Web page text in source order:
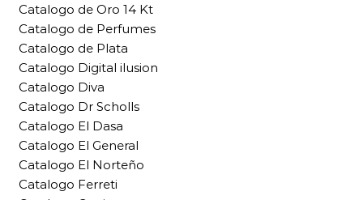
Catalogo de Oro 14 Kt
Catalogo de Perfumes
Catalogo de Plata
Catalogo Digital ilusion
Catalogo Diva
Catalogo Dr Scholls
Catalogo El Dasa
Catalogo El General
Catalogo El Norteño
Catalogo Ferreti